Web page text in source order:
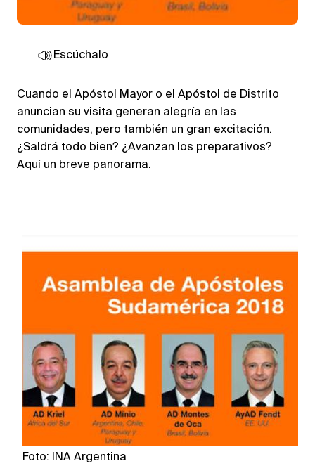
Escúchalo
Cuando el Apóstol Mayor o el Apóstol de Distrito
anuncian su visita generan alegría en las
comunidades, pero también un gran excitación.
¿Saldrá todo bien? ¿Avanzan los preparativos?
Aquí un breve panorama.
Foto: INA Argentina